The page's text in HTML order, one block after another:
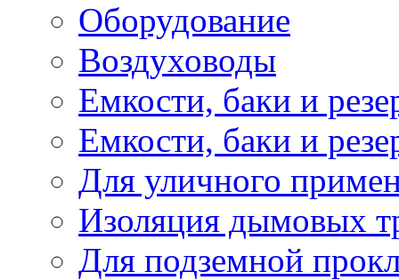
Оборудование
Воздуховоды
Емкости, баки и
Емкости, баки и
Для уличного
Изоляция дымовых
Для подземной